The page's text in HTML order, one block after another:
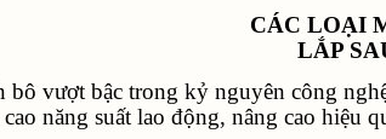
CÁC LOẠI
LẮP
bô vượt bậc trong kỷ nguyên công
năng suất lao động, nâng cao hiệu